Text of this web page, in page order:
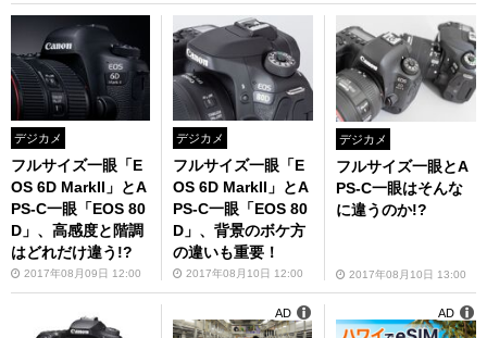
デジカメ
フルサイズ一眼「E
OS 6D MarkII」とA
PS-C一眼「EOS 80
D」、高感度と階調
はどれだけ違う!?
2017年08月09日 12:00
デジカメ
フルサイズ一眼「E
OS 6D MarkII」とA
PS-C一眼「EOS 80
D」、背景のボケ方
の違いも重要！
2017年08月10日 12:00
デジカメ
フルサイズ一眼とA
PS-C一眼はそんな
に違うのか!?
2017年08月10日 13:00
AD AD